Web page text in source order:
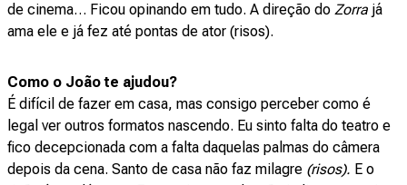
de cinema… Ficou opinando em tudo. A direção do Zorra já
ama ele e já fez até pontas de ator (risos).
Como o João te ajudou?
É difícil de fazer em casa, mas consigo perceber como é
legal ver outros formatos nascendo. Eu sinto falta do teatro e
fico decepcionada com a falta daquelas palmas do câmera
depois da cena. Santo de casa não faz milagre (risos). E o